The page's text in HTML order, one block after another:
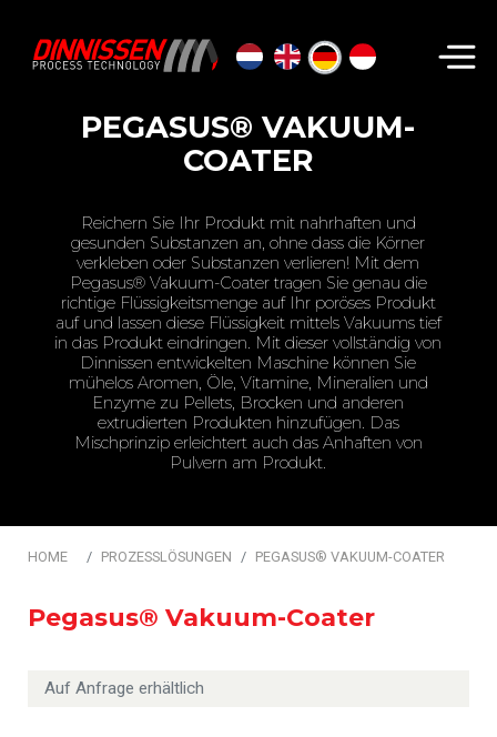
PEGASUS® VAKUUM-
COATER
Reichern Sie Ihr Produkt mit nahrhaften und
gesunden Substanzen an, ohne dass die Körner
verkleben oder Substanzen verlieren! Mit dem
Pegasus® Vakuum-Coater tragen Sie genau die
richtige Flüssigkeitsmenge auf Ihr poröses Produkt
auf und lassen diese Flüssigkeit mittels Vakuums tief
in das Produkt eindringen. Mit dieser vollständig von
Dinnissen entwickelten Maschine können Sie
mühelos Aromen, Öle, Vitamine, Mineralien und
Enzyme zu Pellets, Brocken und anderen
extrudierten Produkten hinzufügen. Das
Mischprinzip erleichtert auch das Anhaften von
Pulvern am Produkt.
HOME PROZESSLÖSUNGEN PEGASUS® VAKUUM-COATER
Pegasus® Vakuum-Coater
Auf Anfrage erhältlich